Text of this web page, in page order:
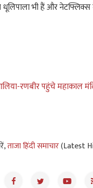
भी हैं और नेटफ्लिक्स
रणबीर पहुंचे महाकाल
ताजा हिंदी समाचार(Latest